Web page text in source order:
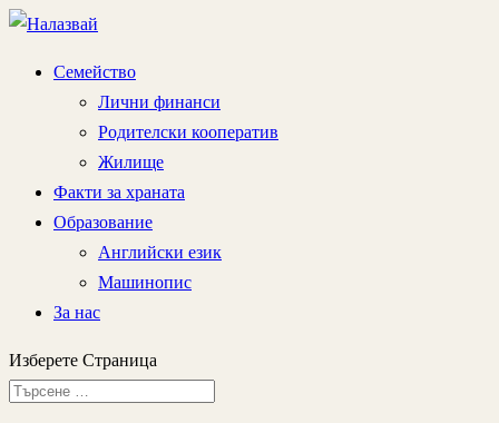
Семейство
Лични финанси
Родителски кооператив
Жилище
Факти за храната
Образование
Английски език
Машинопис
За нас
Изберете Страница